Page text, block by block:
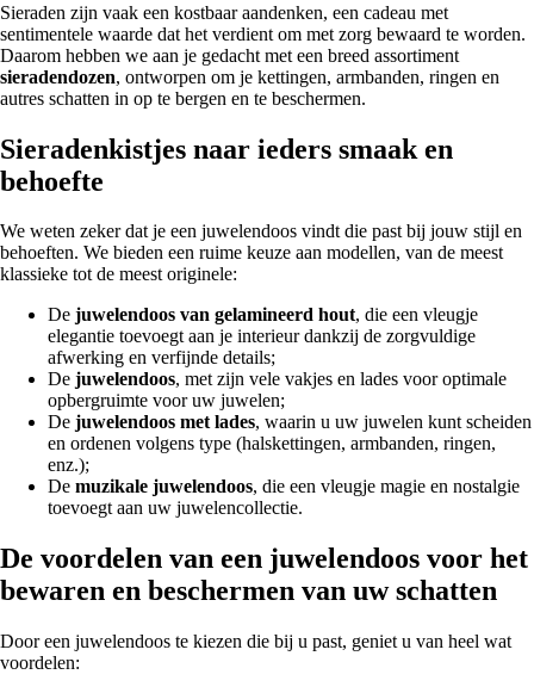
Sieraden zijn vaak een kostbaar aandenken, een cadeau met
sentimentele waarde dat het verdient om met zorg bewaard te worden.
Daarom hebben we aan je gedacht met een breed assortiment
sieradendozen, ontworpen om je kettingen, armbanden, ringen en
autres schatten in op te bergen en te beschermen.
Sieradenkistjes naar ieders smaak en
behoefte
We weten zeker dat je een juwelendoos vindt die past bij jouw stijl en
behoeften. We bieden een ruime keuze aan modellen, van de meest
klassieke tot de meest originele:
De juwelendoos van gelamineerd hout, die een vleugje
elegantie toevoegt aan je interieur dankzij de zorgvuldige
afwerking en verfijnde details;
De juwelendoos, met zijn vele vakjes en lades voor optimale
opbergruimte voor uw juwelen;
De juwelendoos met lades, waarin u uw juwelen kunt scheiden
en ordenen volgens type (halskettingen, armbanden, ringen,
enz.);
De muzikale juwelendoos, die een vleugje magie en nostalgie
toevoegt aan uw juwelencollectie.
De voordelen van een juwelendoos voor het
bewaren en beschermen van uw schatten
Door een juwelendoos te kiezen die bij u past, geniet u van heel wat
voordelen: